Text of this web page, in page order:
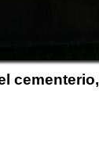
cementerio,